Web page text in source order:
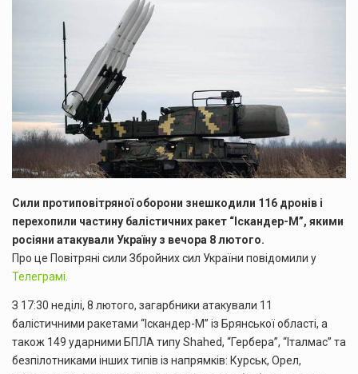
Сили протиповітряної оборони знешкодили 116 дронів і
перехопили частину балістичних ракет “Іскандер-М”, якими
росіяни атакували Україну з вечора 8 лютого.
Про це Повітряні сили Збройних сил України повідомили у
Телеграмі.
З 17:30 неділі, 8 лютого, загарбники атакували 11
балістичними ракетами “Іскандер-М” із Брянської області, а
також 149 ударними БПЛА типу Shahed, “Гербера”, “Італмас” та
безпілотниками інших типів із напрямків: Курськ, Орел,